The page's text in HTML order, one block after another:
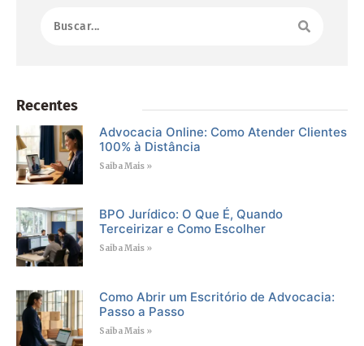
Recentes
Advocacia Online: Como Atender Clientes
100% à Distância
Saiba Mais »
BPO Jurídico: O Que É, Quando
Terceirizar e Como Escolher
Saiba Mais »
Como Abrir um Escritório de Advocacia:
Passo a Passo
Saiba Mais »